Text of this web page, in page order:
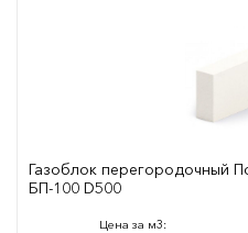
Газоблок перегородочный
БП-100 D500
Цена за м3: